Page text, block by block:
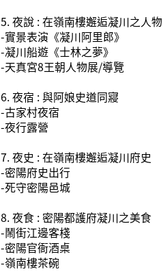
5. 夜說 : 在嶺南樓邂逅凝川之人物
-實景表演《凝川阿里郎》
-凝川船遊《士林之夢》
-天真宮8王朝人物展/導覽
6. 夜宿 : 與阿娘史道同寢
-古家村夜宿
-夜行露營
7. 夜史 : 在嶺南樓邂逅凝川府史
-密陽府史出行
-死守密陽邑城
8. 夜食 : 密陽都護府凝川之美食
-鬧街江邊客棧
-密陽官衙酒桌
-嶺南樓茶碗